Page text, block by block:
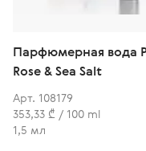
Парфюмерная вода
Rose & Sea Salt
Арт. 108179
353,33 ₾ / 100 ml
1,5 мл